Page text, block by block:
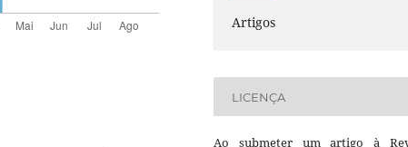
Artigos
LICENÇA
Ao submeter um artigo à